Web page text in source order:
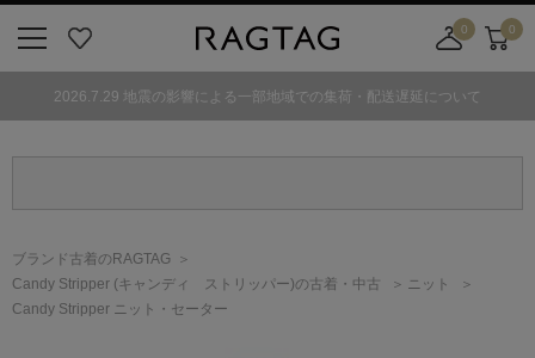
気
0
舗
カ
0
2026.7.29 地震の影響による一部地域での集荷・配送遅延について
ブランド古着のRAGTAG
Candy Stripper (キャンディ ストリッパー)の古着・中古
ニット
Candy Stripper ニット・セーター